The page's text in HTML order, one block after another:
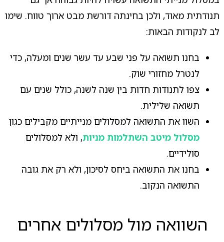
תנודתית מאוד, ולכן בחינתה דורשת מבט ארוך טווח. שימו
לב לנקודות הבאות:
בחנו תשואה על פני שבע עד עשר שנים ומעלה, כדי
לנטרל מחזורי שוק.
צפו לתנודות חדות בין שנה לשנה, כולל שנים עם
תשואה שלילית.
השוו את התשואה למסלולים מנייתיים מקבילים כגון
מסלול מיטב השתלמות מניות, ולא למסלולים
סולידיים.
בחנו את התשואה ביחס לסיכון, ולא רק את גובה
התשואה הנקוב.
השוואה מול מסלולים אחרים